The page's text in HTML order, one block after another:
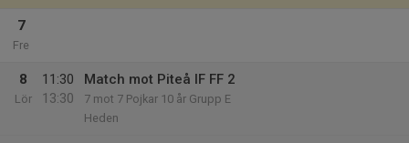
7
Fre
8
Lör
11:30
13:30
Match mot Piteå IF FF 2
7 mot 7 Pojkar 10 år Grupp E
Heden